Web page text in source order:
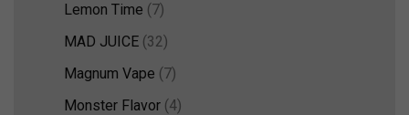
Lemon Time (7)
MAD JUICE (32)
Magnum Vape (7)
Monster Flavor (4)